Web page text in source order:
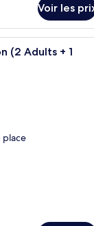
Voir les
à coucher
(2 Adults + 1
place